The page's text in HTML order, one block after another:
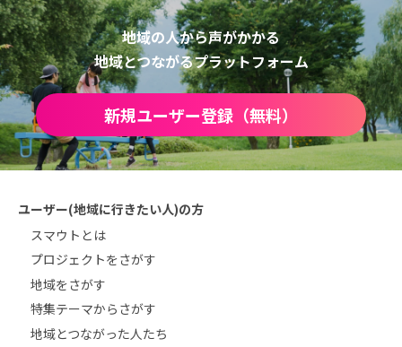
地域の人から声がかかる
地域とつながるプラットフォーム
新規ユーザー登録（無料）
ユーザー(地域に行きたい人)の方
スマウトとは
プロジェクトをさがす
地域をさがす
特集テーマからさがす
地域とつながった人たち